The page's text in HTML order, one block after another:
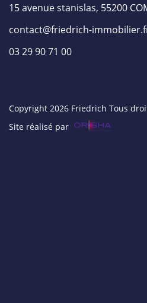
15 avenue stanislas, 55200
contact@friedrich-
03 29 90 71 00
Copyright 2026 Friedrich Tous
Site réalisé par